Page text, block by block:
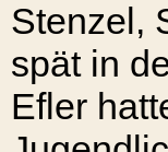
Stenzel,
spät in
Efler